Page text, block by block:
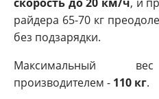
райдера 65-70 кг
без подзарядки.
Максимальный
производителем - 110 кг.